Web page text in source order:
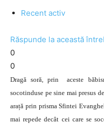
Recent activ
Răspunde la această
0
0
Dragă soră, prin aceste
socotinduse pe sine mai presus
arață prin prisma Sfintei
mai repede decât cei care se